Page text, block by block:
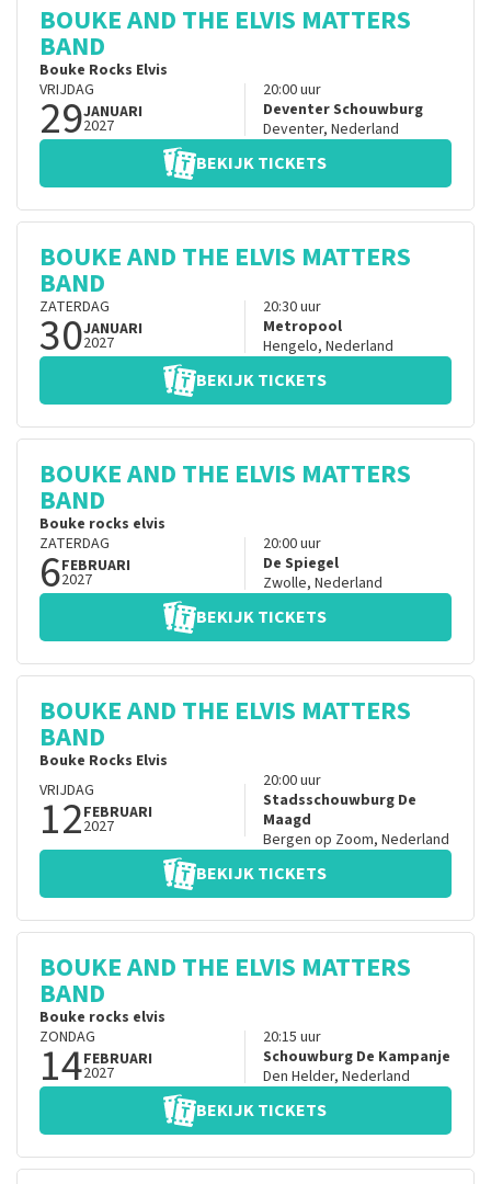
BOUKE AND THE ELVIS MATTERS
BAND
Bouke Rocks Elvis
VRIJDAG
29JANUARI
2027
20:00uur
Deventer Schouwburg
Deventer, Nederland
BEKIJK TICKETS
BOUKE AND THE ELVIS MATTERS
BAND
ZATERDAG
30JANUARI
2027
20:30uur
Metropool
Hengelo, Nederland
BEKIJK TICKETS
BOUKE AND THE ELVIS MATTERS
BAND
Bouke rocks elvis
ZATERDAG
6FEBRUARI
2027
20:00uur
De Spiegel
Zwolle, Nederland
BEKIJK TICKETS
BOUKE AND THE ELVIS MATTERS
BAND
Bouke Rocks Elvis
VRIJDAG
12FEBRUARI
2027
20:00uur
Stadsschouwburg De
Maagd
Bergen op Zoom, Nederland
BEKIJK TICKETS
BOUKE AND THE ELVIS MATTERS
BAND
Bouke rocks elvis
ZONDAG
14FEBRUARI
2027
20:15 uur
Schouwburg De Kampanje
Den Helder, Nederland
BEKIJK TICKETS